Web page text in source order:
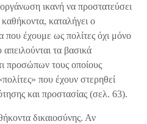
ικανή να προστατεύσει
καταλήγει ο
που έχουμε ως πολίτες όχι μόνο
τα βασικά
προσώπων τους οποίους
που έχουν στερηθεί
και προστασίας (σελ. 63).
δικαιοσύνης. Αν